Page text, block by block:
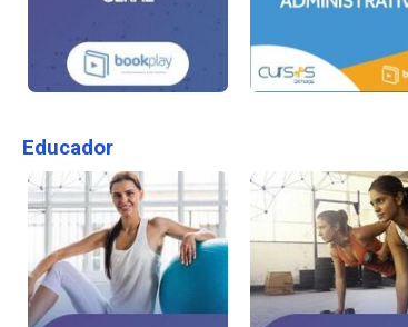
Educador